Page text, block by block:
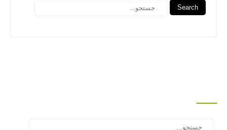
Search